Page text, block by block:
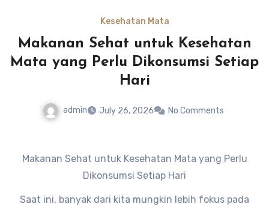
Kesehatan Mata
Makanan Sehat untuk Kesehatan
Mata yang Perlu Dikonsumsi Setiap
Hari
admin July 26, 2026 No Comments
Makanan Sehat untuk Kesehatan Mata yang Perlu
Dikonsumsi Setiap Hari
Saat ini, banyak dari kita mungkin lebih fokus pada